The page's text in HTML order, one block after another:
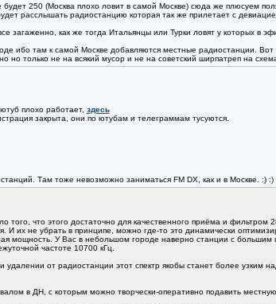
250 (Москва плохо ловит в самой Москве) сюда же плюсуем
расслышать радиостанцию которая так же прилетает с
загаженно, как же тогда Итальянцы или Турки ловят у которых в
ибо там к самой Москве добавляются местные радиостанции. Вот
только не на всякий мусор и не на советский ширпатреп на
плохо работает, здесь
закрыта, они по ютубам и телеграммам тусуются.
Там тоже невозможно заниматься FM DX, как и в Москве. :) :)
что этого достаточно для качественного приёма и фильтром
их не убрать в принципе, можно где-то это динамически
мощность. У Вас в небольшом городе наверно станции с
частоте 10700 кГц.
от радиостанции этот спектр якобы станет более узким
в ДН, с которым можно творчески-оперативно подавить